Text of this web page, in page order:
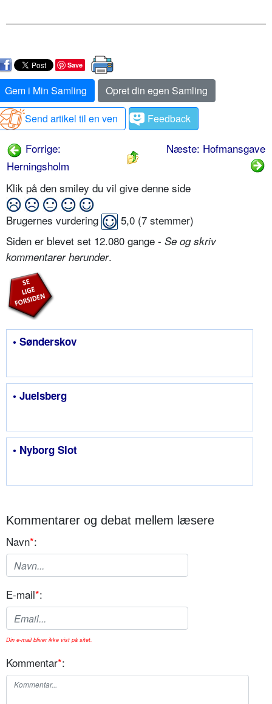
Save
Gem i Min Samling
Opret din egen Samling
Send artikel til en ven
Feedback
Forrige:
Herningsholm
Næste: Hofmansgave
Klik på den smiley du vil give denne side
Brugernes vurdering 5,0 (7 stemmer)
Siden er blevet set 12.080 gange - Se og skriv
kommentarer herunder.
• Sønderskov
• Juelsberg
• Nyborg Slot
Kommentarer og debat mellem læsere
Navn*:
E-mail*:
Din e-mail bliver ikke vist på sitet.
Kommentar*: